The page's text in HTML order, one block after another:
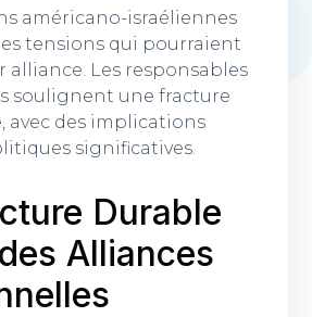
américano-israéliennes
tensions qui pourraient
alliance. Les responsables
soulignent une fracture
avec des implications
significatives.
Durable
Alliances